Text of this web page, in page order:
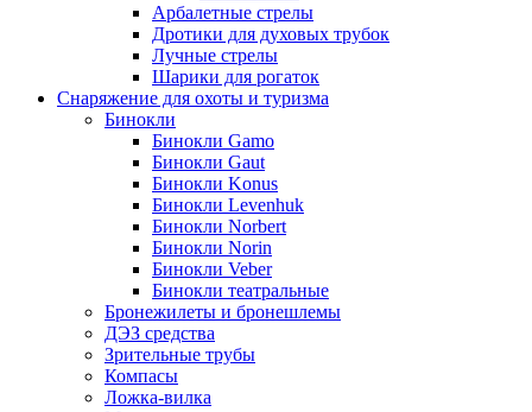
Арбалетные стрелы
Дротики для духовых трубок
Лучные стрелы
Шарики для рогаток
Снаряжение для охоты и туризма
Бинокли
Бинокли Gamo
Бинокли Gaut
Бинокли Konus
Бинокли Levenhuk
Бинокли Norbert
Бинокли Norin
Бинокли Veber
Бинокли театральные
Бронежилеты и бронешлемы
ДЭЗ средства
Зрительные трубы
Компасы
Ложка-вилка